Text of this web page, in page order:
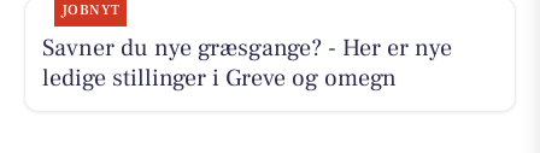
JOBNYT
Savner du nye græsgange? - Her er nye
ledige stillinger i Greve og omegn